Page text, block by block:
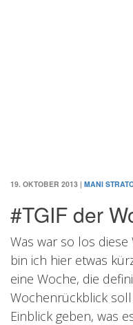
19. OKTOBER 2013 | MANI
#TGIF der
Was war so los
bin ich hier etwas
eine Woche, die
Wochenrückblick
Einblick geben, was